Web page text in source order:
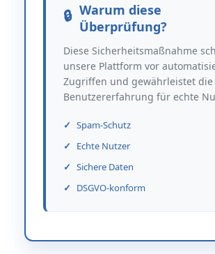
Warum diese
Überprüfung?
Diese Sicherheitsmaßnahme
unsere Plattform vor
Zugriffen und gewährleistet die
Benutzererfahrung für echte
Spam-Schutz
Echte Nutzer
Sichere Daten
DSGVO-konform